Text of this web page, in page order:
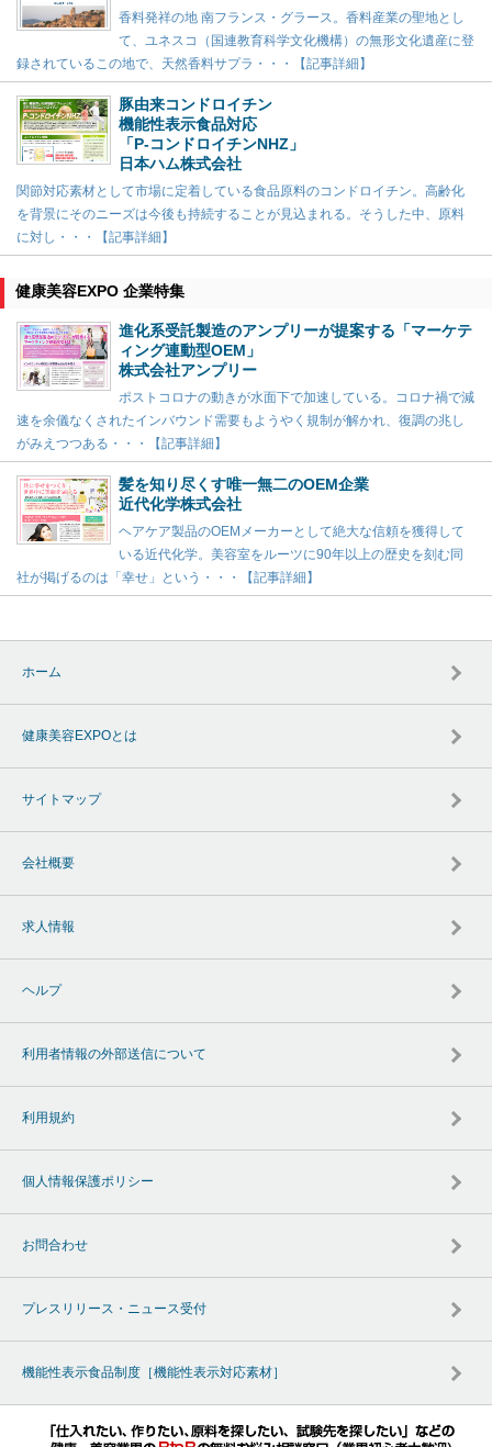
香料発祥の地 南フランス・グラース。香料産業の聖地とし
て、ユネスコ（国連教育科学文化機構）の無形文化遺産に登
録されているこの地で、天然香料サプラ・・・【記事詳細】
豚由来コンドロイチン
機能性表示食品対応
「P-コンドロイチンNHZ」
日本ハム株式会社
関節対応素材として市場に定着している食品原料のコンドロイチン。高齢化
を背景にそのニーズは今後も持続することが見込まれる。そうした中、原料
に対し・・・【記事詳細】
健康美容EXPO 企業特集
進化系受託製造のアンプリーが提案する「マーケテ
ィング連動型OEM」
株式会社アンプリー
ポストコロナの動きが水面下で加速している。コロナ禍で減
速を余儀なくされたインバウンド需要もようやく規制が解かれ、復調の兆し
がみえつつある・・・【記事詳細】
髪を知り尽くす唯一無二のOEM企業
近代化学株式会社
ヘアケア製品のOEMメーカーとして絶大な信頼を獲得して
いる近代化学。美容室をルーツに90年以上の歴史を刻む同
社が掲げるのは「幸せ」という・・・【記事詳細】
ホーム
健康美容EXPOとは
サイトマップ
会社概要
求人情報
ヘルプ
利用者情報の外部送信について
利用規約
個人情報保護ポリシー
お問合わせ
プレスリリース・ニュース受付
機能性表示食品制度［機能性表示対応素材］